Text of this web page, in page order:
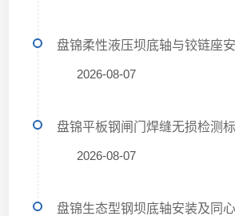
盘锦柔性液压坝底轴与铰链座
2026-08-07
盘锦平板钢闸门焊缝无损检测
2026-08-07
盘锦生态型钢坝底轴安装及同